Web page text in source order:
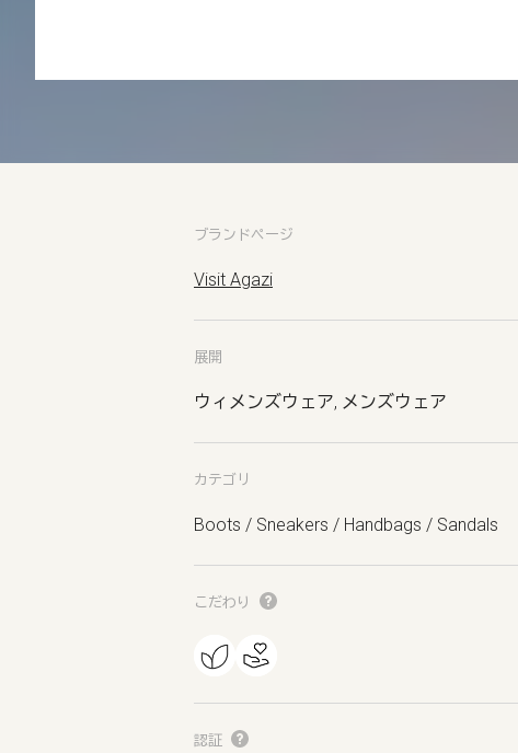
ブランドページ
Visit Agazi
展開
ウィメンズウェア, メンズウェア
カテゴリ
Boots / Sneakers / Handbags / Sandals
こだわり
認証